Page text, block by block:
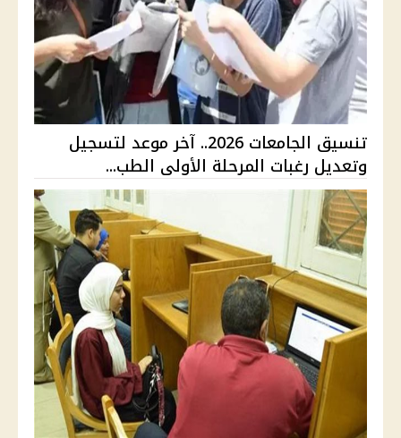
تنسيق الجامعات 2026.. آخر موعد لتسجيل
وتعديل رغبات المرحلة الأولى الطب...